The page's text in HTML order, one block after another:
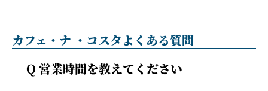
カフェ・ナ ・コスタよくある質問
Q 営業時間を教えてください